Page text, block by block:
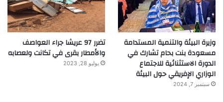
وزيرة البيئة والتنمية المستدامة
مسعودة بنت بحام تشارك في
الدورة الاستثنائية للاجتماع
الوزاري الإفريقي حول البيئة
سبتمبر 7, 2024
تضرر 97 عريشا جراء العواصف
والأمطار بقرى في تكانت ولعصابه
يوليو 28, 2023